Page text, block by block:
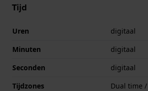
Tijd
Uren
digitaal
Minuten
digitaal
Seconden
digitaal
Tijdzones
Dual time /